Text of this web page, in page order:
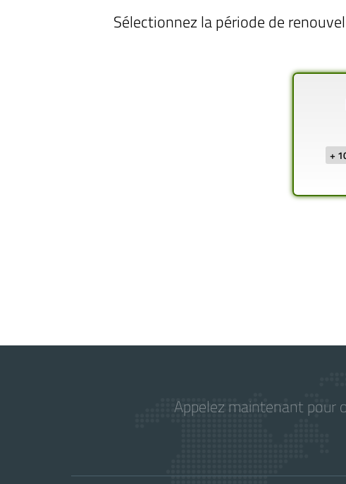
Sélectionnez la période de
+
Appelez maintenant pour